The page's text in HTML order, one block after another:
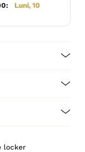
Luni, 10
locker